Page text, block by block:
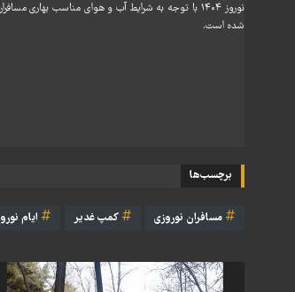
نوروز ۱۴۰۴ با توجه به شرایط آب و هوای مناسب
شده است.
برچسب‌ها
مسافران نوروزی کمپ غدیر ایام